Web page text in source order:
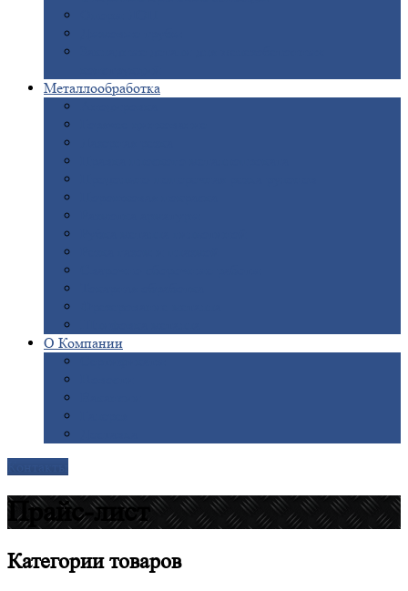
Металлообработка
О Компании
Прайс-лист
Категориитоваров